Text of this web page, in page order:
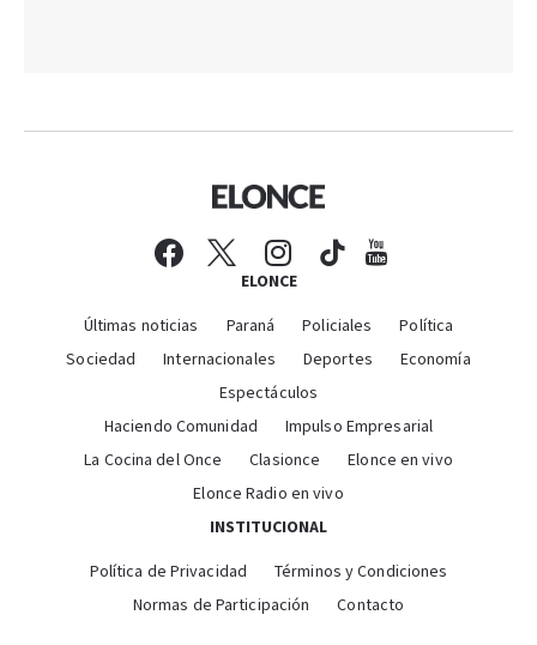
ELONCE
Últimas noticias Paraná Policiales
Política
Sociedad
Internacionales Deportes
Economía
Espectáculos
Haciendo Comunidad
Impulso Empresarial
La Cocina del Once
Clasionce
Elonce en vivo
Elonce Radio en vivo
INSTITUCIONAL
Política de Privacidad
Términos y Condiciones
Normas de Participación
Contacto